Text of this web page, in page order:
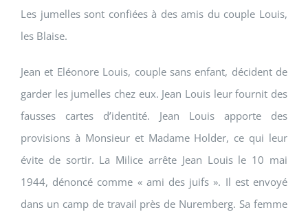
Les jumelles sont confiées à des amis du couple Louis,
les Blaise.
Jean et Eléonore Louis, couple sans enfant, décident de
garder les jumelles chez eux. Jean Louis leur fournit des
fausses cartes d’identité. Jean Louis apporte des
provisions à Monsieur et Madame Holder, ce qui leur
évite de sortir. La Milice arrête Jean Louis le 10 mai
1944, dénoncé comme « ami des juifs ». Il est envoyé
dans un camp de travail près de Nuremberg. Sa femme